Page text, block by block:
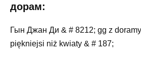
дорам:
Гын Джан Ди & # 8212; gg z
piękniejsi niż kwiaty & # 187;